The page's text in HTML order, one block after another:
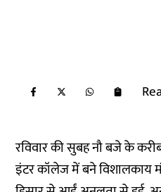
रविवार की सुबह नौ बजे के
इंटर कॉलेज में बने विशालकाय